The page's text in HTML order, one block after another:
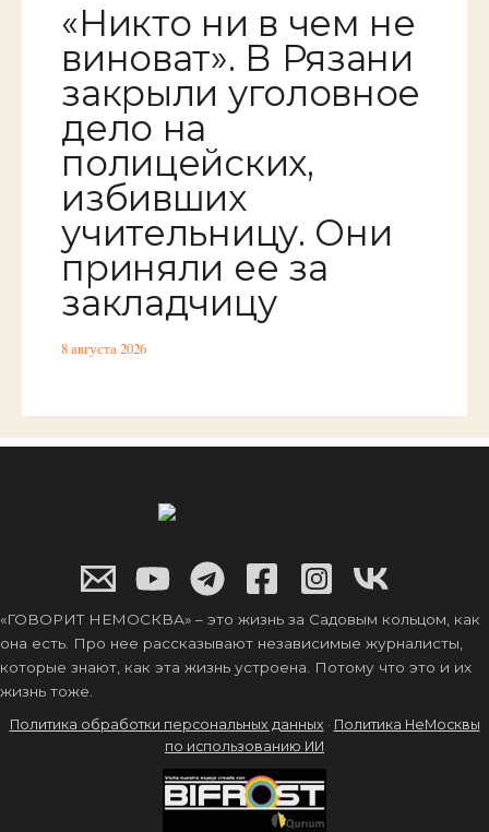
«Никто ни в чем не
виноват». В Рязани
закрыли уголовное
дело на
полицейских,
избивших
учительницу. Они
приняли ее за
закладчицу
8 августа 2026
«ГОВОРИТ НЕМОСКВА» – это жизнь за Садовым кольцом, как
она есть. Про нее рассказывают независимые журналисты,
которые знают, как эта жизнь устроена. Потому что это и их
жизнь тоже.
Политика обработки персональных данных · Политика НеМосквы
по использованию ИИ